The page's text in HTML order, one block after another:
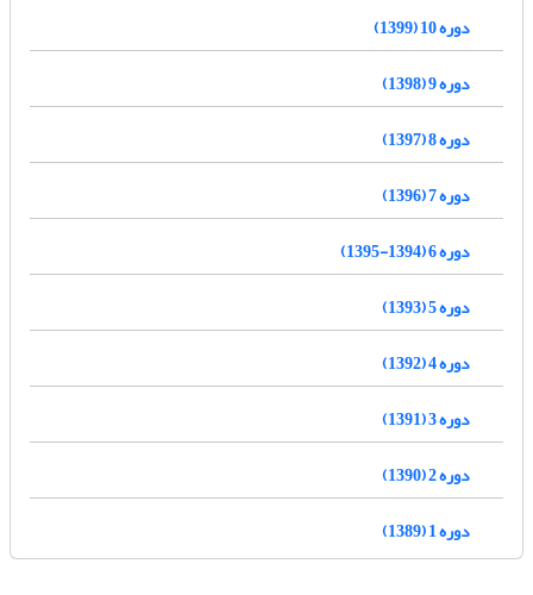
دوره 10 (1399)
دوره 9 (1398)
دوره 8 (1397)
دوره 7 (1396)
دوره 6 (1394-1395)
دوره 5 (1393)
دوره 4 (1392)
دوره 3 (1391)
دوره 2 (1390)
دوره 1 (1389)